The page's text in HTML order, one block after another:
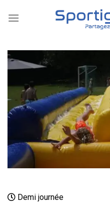
Demi journée